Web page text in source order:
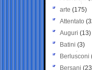
arte (175)
Attentato
Auguri (13)
Batini (3)
Berlusconi
Bersani